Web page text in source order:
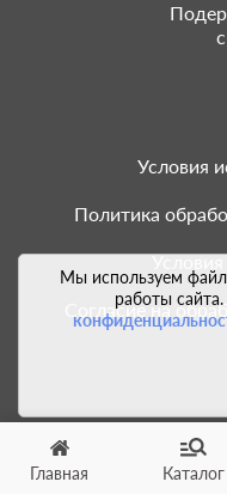
Главная Каталог
Мы используем
работы
Условия
Политика
Условия
Согласие на